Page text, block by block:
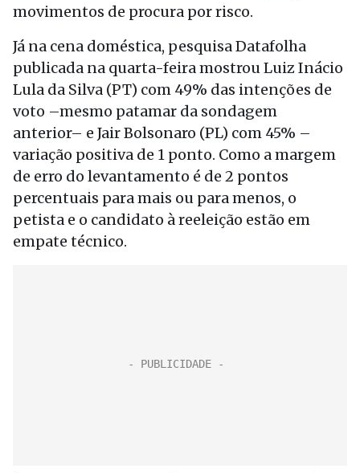
movimentos de procura por risco.
Já na cena doméstica, pesquisa Datafolha
publicada na quarta-feira mostrou Luiz Inácio
Lula da Silva (PT) com 49% das intenções de
voto –mesmo patamar da sondagem
anterior– e Jair Bolsonaro (PL) com 45% –
variação positiva de 1 ponto. Como a margem
de erro do levantamento é de 2 pontos
percentuais para mais ou para menos, o
petista e o candidato à reeleição estão em
empate técnico.